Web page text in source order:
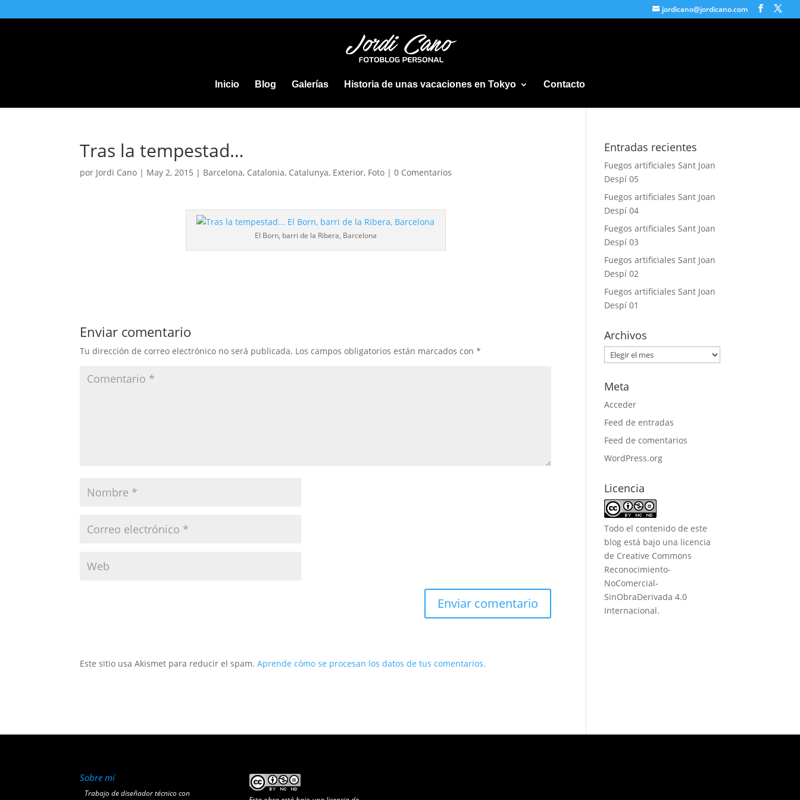
jordicano@jordicano.com
Inicio Blog Galerías Historia de unas vacaciones en Tokyo Contacto
Tras la tempestad…
por Jordi Cano | May 2, 2015 | Barcelona, Catalonia, Catalunya, Exterior, Foto |0 Comentarios
El Born, barri de la Ribera, Barcelona
Enviar comentario
Tu dirección de correo electrónico no será publicada. Los campos obligatorios están marcados con*
Este sitio usa Akismet para reducir el spam.Aprende cómo se procesan los datos de tus comentarios.
Entradas recientes
Fuegos artificiales Sant Joan
Despí 05
Fuegos artificiales Sant Joan
Despí 04
Fuegos artificiales Sant Joan
Despí 03
Fuegos artificiales Sant Joan
Despí 02
Fuegos artificiales Sant Joan
Despí 01
Archivos
Archivos
Meta
Acceder
Feed de entradas
Feed de comentarios
WordPress.org
Licencia
Todo el contenido de este
blog está bajo una licencia
de Creative Commons
Reconocimiento-
NoComercial-
SinObraDerivada 4.0
Internacional.
Sobre mí
Trabajo de diseñador técnico con